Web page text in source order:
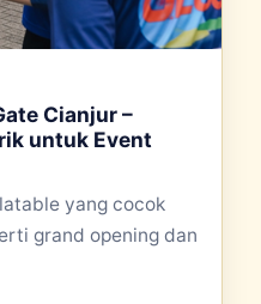
Cianjur –
untuk Event
yang cocok
grand opening dan